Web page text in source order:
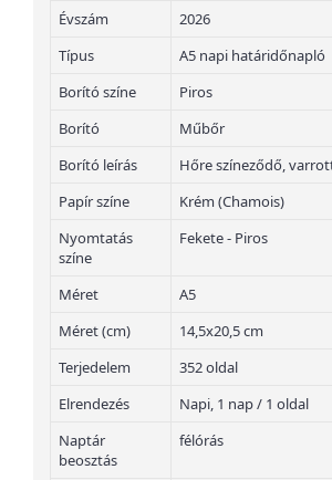
Évszám
2026
Típus
A5 napi határidőnapló
Borító színe
Piros
Borító
Műbőr
Borító leírás
Hőre színeződő,
Papír színe
Krém (Chamois)
Nyomtatás
színe
Fekete - Piros
Méret
A5
Méret (cm)
14,5x20,5 cm
Terjedelem
352 oldal
Elrendezés
Napi, 1 nap / 1 oldal
Naptár
beosztás
félórás